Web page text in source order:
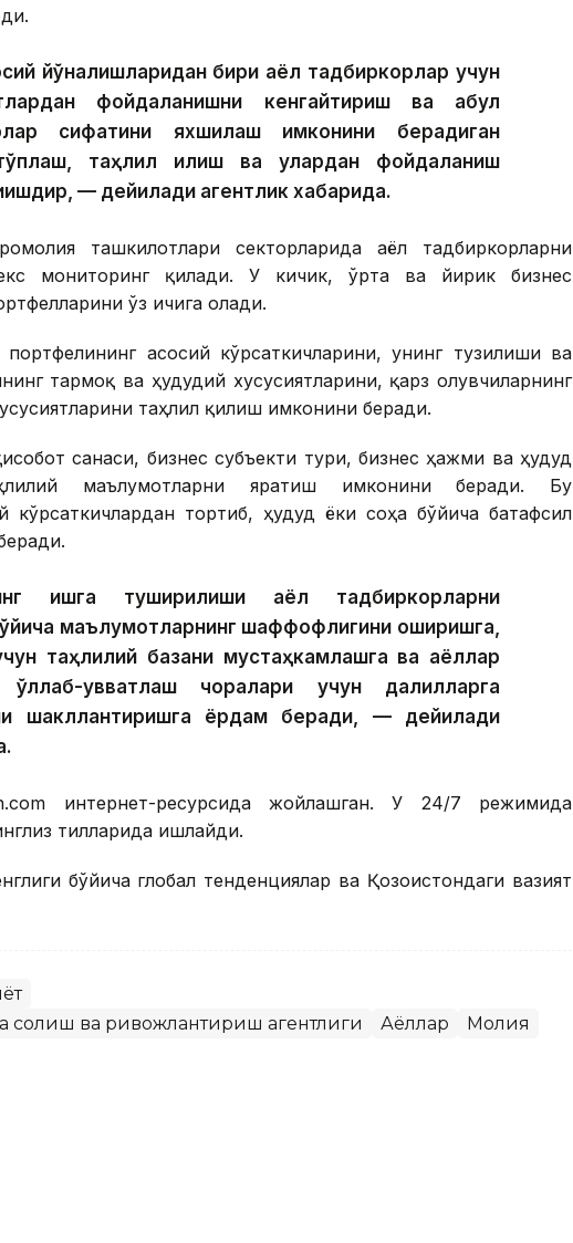
йўналишларидан бири аёл тадбиркорлар учун
фойдаланишни кенгайтириш ва қабул
сифатини яхшилаш имконини берадиган
таҳлил қилиш ва улардан фойдаланиш
— дейилади агентлик хабарида.
ташкилотлари секторларида аёл тадбиркорларни
мониторинг қилади. У кичик, ўрта ва йирик бизнес
ўз ичига олади.
асосий кўрсаткичларини, унинг тузилиши ва
тармоқ ва ҳудудий хусусиятларини, қарз олувчиларнинг
таҳлил қилиш имконини беради.
санаси, бизнес субъекти тури, бизнес ҳажми ва ҳудуд
маълумотларни яратиш имконини беради. Бу
кўрсаткичлардан тортиб, ҳудуд ёки соҳа бўйича батафсил
ишга туширилиши аёл тадбиркорларни
маълумотларнинг шаффофлигини оширишга,
учун таҳлилий базани мустаҳкамлашга ва аёллар
қўллаб-қувватлаш чоралари учун далилларга
шакллантиришга ёрдам беради, — дейилади
интернет-ресурсида жойлашган. У 24/7 режимида
тилларида ишлайди.
бўйича глобал тенденциялар ва Қозоғистондаги вазият
солиш ва ривожлантириш агентлиги
Аёллар Молия